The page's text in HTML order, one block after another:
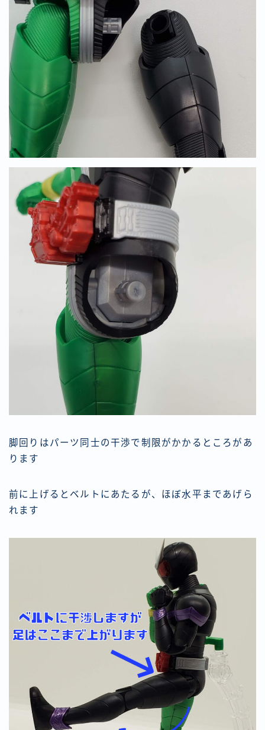
脚回りはパーツ同士の干渉で制限がかかるところがあ
ります
前に上げるとベルトにあたるが、ほぼ水平まであげら
れます